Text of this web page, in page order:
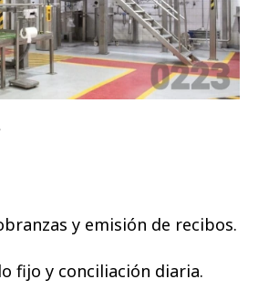
y emisión de recibos.
fijo y conciliación diaria.